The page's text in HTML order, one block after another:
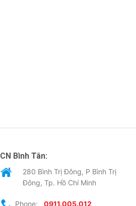
CN Bình Tân:
280 Bình Trị Đông, P Bình Trị
Đông, Tp. Hồ Chí Minh
Phone: 0911.005.012